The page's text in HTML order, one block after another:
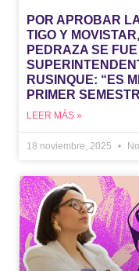
POR APROBAR
TIGO Y
PEDRAZA SE
RUSINQUE: “ES
PRIMER
LEER MÁS »
18 noviembre, 2025